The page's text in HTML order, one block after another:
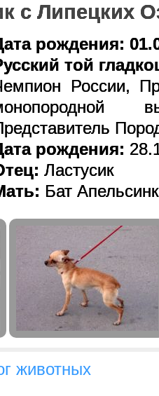
с Липецких
рождения:
той
России,
рождения:
Ластусик
Бат
животных